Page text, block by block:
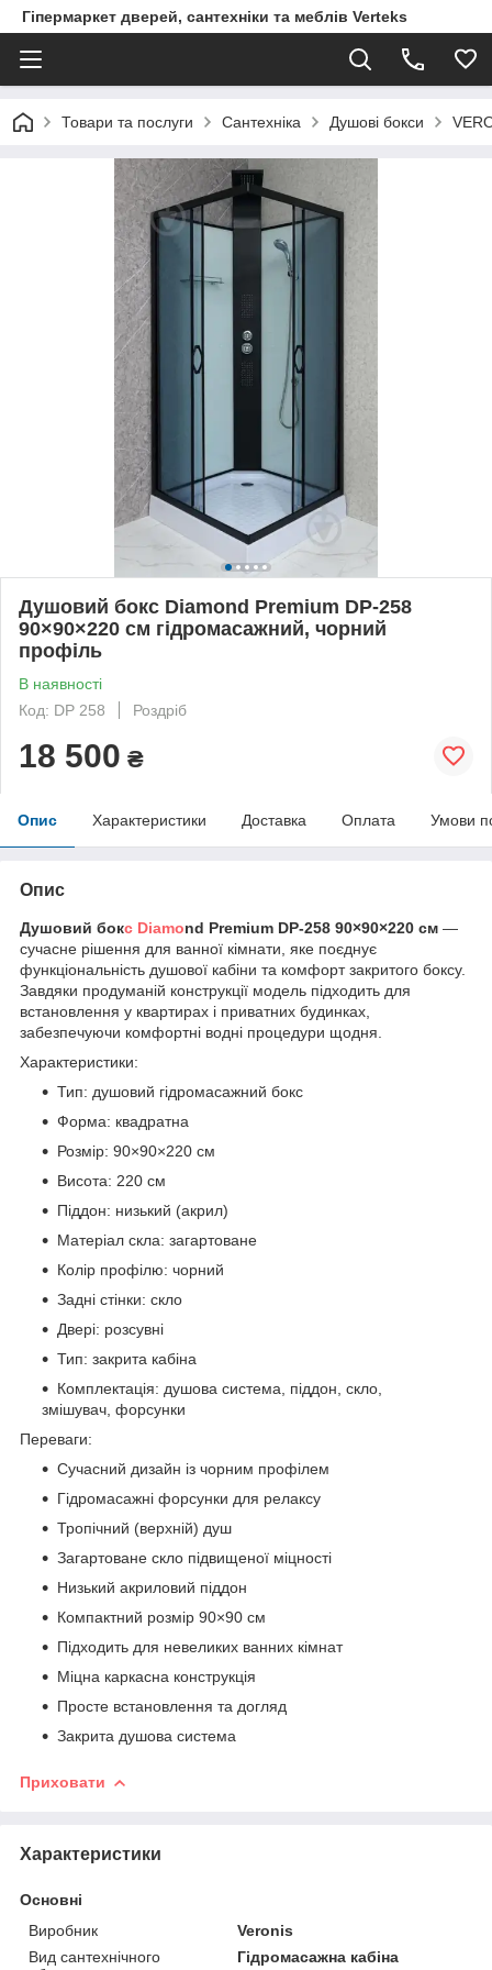
Гіпермаркет дверей, сантехніки та меблів Verteks
Товари та послуги Сантехніка Душові бокси
Душовий бокс Diamond Premium DP-258
90×90×220 см гідромасажний, чорний
профіль
В наявності
Код: DP 258
Роздріб
18 500 ₴
Опис Характеристики Доставка Оплата Умови
Опис
Душовий бокс Diamond Premium DP-258 90×90×220 см —
сучасне рішення для ванної кімнати, яке поєднує
функціональність душової кабіни та комфорт закритого боксу.
Завдяки продуманій конструкції модель підходить для
встановлення у квартирах і приватних будинках,
забезпечуючи комфортні водні процедури щодня.
Характеристики:
Тип: душовий гідромасажний бокс
Форма: квадратна
Розмір: 90×90×220 см
Висота: 220 см
Піддон: низький (акрил)
Матеріал скла: загартоване
Колір профілю: чорний
Задні стінки: скло
Двері: розсувні
Тип: закрита кабіна
Комплектація: душова система, піддон, скло,
змішувач, форсунки
Переваги:
Сучасний дизайн із чорним профілем
Гідромасажні форсунки для релаксу
Тропічний (верхній) душ
Загартоване скло підвищеної міцності
Низький акриловий піддон
Компактний розмір 90×90 см
Підходить для невеликих ванних кімнат
Міцна каркасна конструкція
Просте встановлення та догляд
Закрита душова система
Приховати
Характеристики
Основні
Виробник
Veronis
Вид сантехнічного
Гідромасажна кабіна